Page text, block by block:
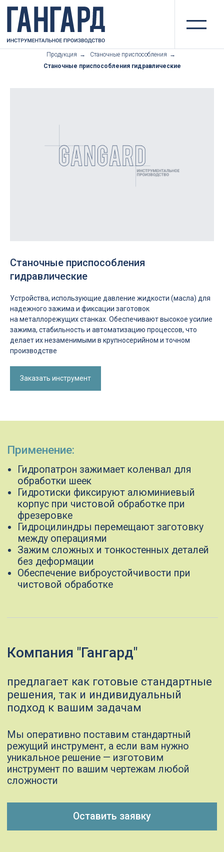
Продукция → Станочные приспособления →
Станочные приспособления гидравлические
Станочные приспособления
гидравлические
Устройства, использующие давление жидкости (масла) для
надежного зажима и фиксации заготовок
на металлорежущих станках. Обеспечивают высокое усилие
зажима, стабильность и автоматизацию процессов, что
делает их незаменимыми в крупносерийном и точном
производстве
Заказать инструмент
Гидропатрон зажимает коленвал для
обработки шеек
Гидротиски фиксируют алюминиевый
фрезеровке
Гидроцилиндры перемещают заготовку
между операциями
Зажим сложных и тонкостенных деталей
Применение:
Оставить заявку
Компания "Гангард"
Мы оперативно поставим стандартный
режущий инструмент, а если вам нужно
уникальное решение — изготовим
инструмент по вашим чертежам любой
сложности
предлагает как готовые стандартные
решения, так и индивидуальный
подход к вашим задачам
производства
инструментов
Изготовление
Проектирование
Разработка
поможем спланировать процесс
инструменты, чтобы оптимизировать
производство и снизить издержки